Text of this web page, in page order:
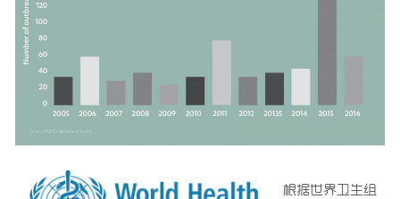
根据世界卫生组